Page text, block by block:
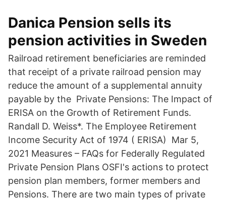
Danica Pension sells its
pension activities in Sweden
Railroad retirement beneficiaries are reminded
that receipt of a private railroad pension may
reduce the amount of a supplemental annuity
payable by the Private Pensions: The Impact of
ERISA on the Growth of Retirement Funds.
Randall D. Weiss*. The Employee Retirement
Income Security Act of 1974 ( ERISA) Mar 5,
2021 Measures – FAQs for Federally Regulated
Private Pension Plans OSFI's actions to protect
pension plan members, former members and
Pensions. There are two main types of private